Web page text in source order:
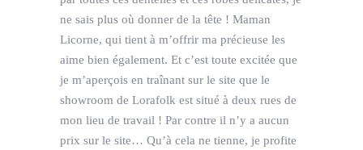
ne sais plus où donner de la tête ! Maman
Licorne, qui tient à m’offrir ma précieuse les
aime bien également. Et c’est toute excitée que
je m’aperçois en traînant sur le site que le
showroom de Lorafolk est situé à deux rues de
mon lieu de travail ! Par contre il n’y a aucun
prix sur le site… Qu’à cela ne tienne, je profite